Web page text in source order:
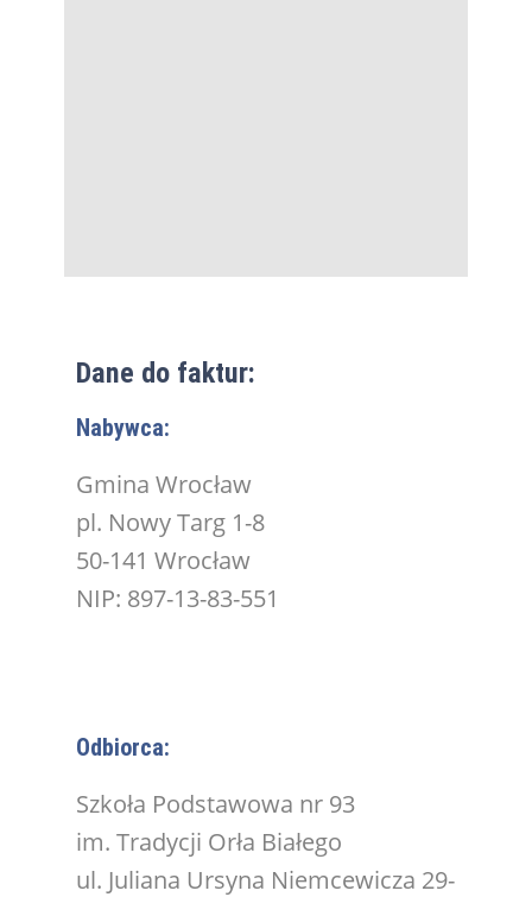
Dane do faktur:
Nabywca:
Gmina Wrocław
pl. Nowy Targ 1-8
50-141 Wrocław
NIP: 897-13-83-551
Odbiorca:
Szkoła Podstawowa nr 93
im. Tradycji Orła Białego
ul. Juliana Ursyna Niemcewicza 29-